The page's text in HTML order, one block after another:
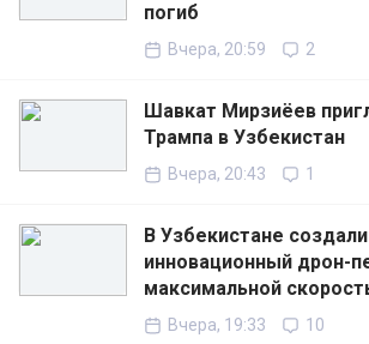
погиб
Вчера, 20:59 2
Шавкат Мирзиёев
Трампа в Узбекистан
Вчера, 20:43 1
В Узбекистане создали
инновационный дрон-
максимальной
Вчера, 19:33 10